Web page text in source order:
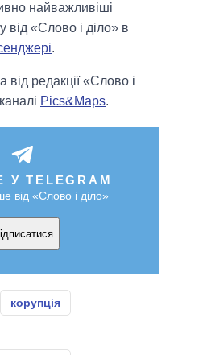
найважливіші
від «Слово і діло» в
.
від редакції «Слово і
Pics&Maps.
TELEGRAM
від «Слово і діло»
корупція